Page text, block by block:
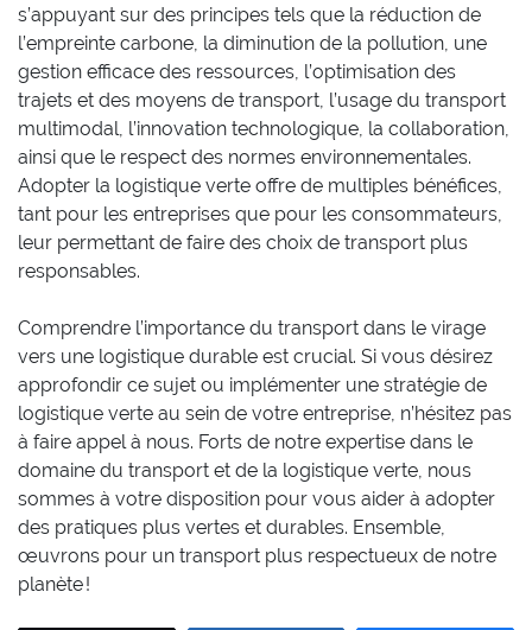
s’appuyant sur des principes tels que la réduction de
l’empreinte carbone, la diminution de la pollution, une
gestion efficace des ressources, l’optimisation des
trajets et des moyens de transport, l’usage du transport
multimodal, l’innovation technologique, la collaboration,
ainsi que le respect des normes environnementales.
Adopter la logistique verte offre de multiples bénéfices,
tant pour les entreprises que pour les consommateurs,
leur permettant de faire des choix de transport plus
responsables.
Comprendre l’importance du transport dans le virage
vers une logistique durable est crucial. Si vous désirez
approfondir ce sujet ou implémenter une stratégie de
logistique verte au sein de votre entreprise, n’hésitez pas
à faire appel à nous. Forts de notre expertise dans le
domaine du transport et de la logistique verte, nous
sommes à votre disposition pour vous aider à adopter
des pratiques plus vertes et durables. Ensemble,
œuvrons pour un transport plus respectueux de notre
planète !